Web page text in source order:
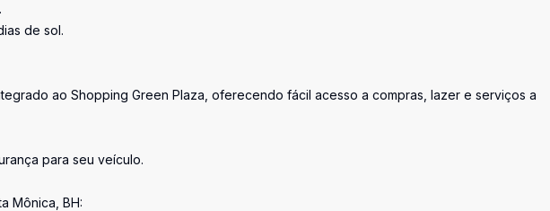
de sol.
ao Shopping Green Plaza, oferecendo fácil acesso a compras, lazer e serviços a
para seu veículo.
Mônica, BH: